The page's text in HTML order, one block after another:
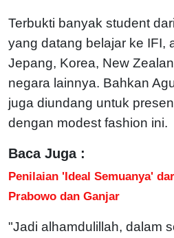
Terbukti banyak student
yang datang belajar ke IFI,
Jepang, Korea, New
negara lainnya. Bahkan
juga diundang untuk
dengan modest fashion ini.
Baca Juga :
Penilaian 'Ideal Semuanya'
Prabowo dan Ganjar
"Jadi alhamdulillah, dalam